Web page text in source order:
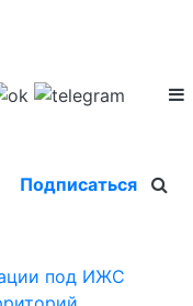
Подписаться